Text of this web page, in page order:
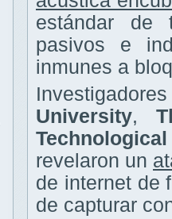
estándar de
pasivos e
inmunes a
University,
revelaron un
de internet de
de capturar